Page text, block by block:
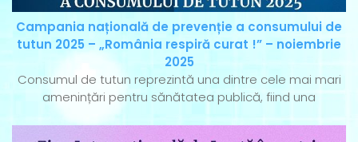
Campania națională de prevenție a consumului de
tutun 2025 – „România respiră curat !” – noiembrie
2025
Consumul de tutun reprezintă una dintre cele mai mari
amenințări pentru sănătatea publică, fiind una